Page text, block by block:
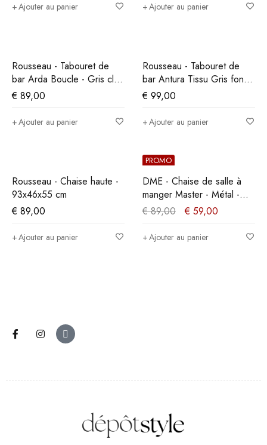
Ajouter au panier Ajouter au panier
Rousseau - Tabouret de
bar Arda Boucle - Gris clair
- 86x49x46 cm
€ 89,00
Ajouter au panier
Rousseau - Tabouret de
bar Antura Tissu Gris foncé
- 97x46x53 cm
€ 99,00
Ajouter au panier
Rousseau - Chaise haute -
93x46x55 cm
€ 89,00
Ajouter au panier
PROMO
DME - Chaise de salle à
manger Master - Métal -
Noir - 35x86x36cm
€89,00 € 59,00
Ajouter au panier